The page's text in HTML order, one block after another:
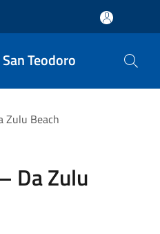
Teodoro
Zulu Beach
Da Zulu